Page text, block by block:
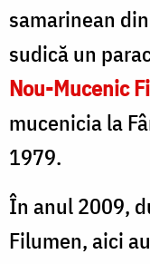
samarinean
sudică un
Nou-Mucenic
mucenicia la
1979.
În anul 2009,
Filumen, aici